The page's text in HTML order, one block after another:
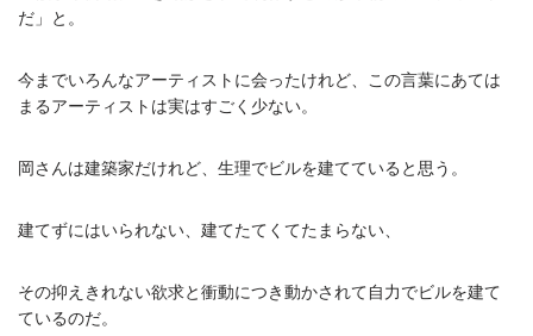
だ」と。
今までいろんなアーティストに会ったけれど、この言葉にあては
まるアーティストは実はすごく少ない。
岡さんは建築家だけれど、生理でビルを建てていると思う。
建てずにはいられない、建てたてくてたまらない、
その抑えきれない欲求と衝動につき動かされて自力でビルを建て
ているのだ。